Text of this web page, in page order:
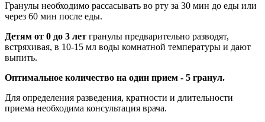
Гранулы необходимо рассасывать во рту за 30 мин до еды или
через 60 мин после еды.
Детям от 0 до 3 лет гранулы предварительно разводят,
встряхивая, в 10-15 мл воды комнатной температуры и дают
выпить.
Оптимальное количество на один прием - 5 гранул.
Для определения разведения, кратности и длительности
приема необходима консультация врача.